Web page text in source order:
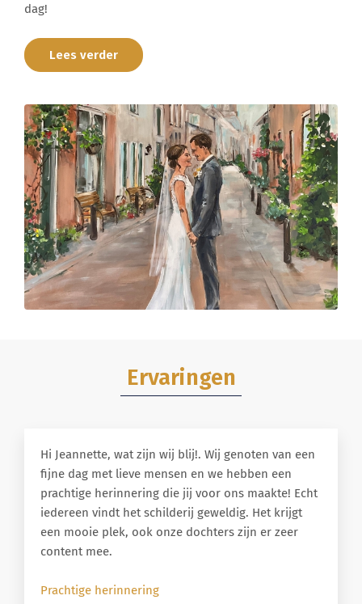
dag!
Lees verder
Ervaringen
Hi Jeannette, wat zijn wij blij!. Wij genoten van een
fijne dag met lieve mensen en we hebben een
prachtige herinnering die jij voor ons maakte! Echt
iedereen vindt het schilderij geweldig. Het krijgt
een mooie plek, ook onze dochters zijn er zeer
content mee.
Prachtige herinnering